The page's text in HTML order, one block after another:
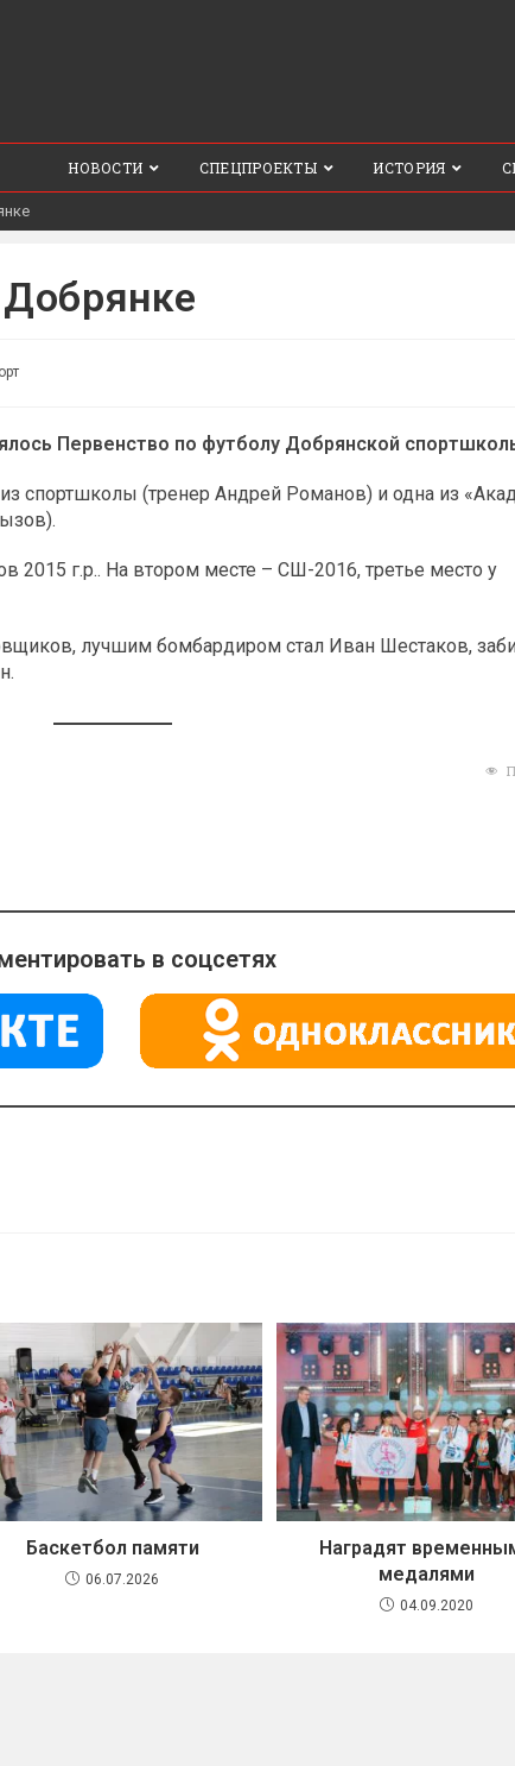
НОВОСТИ СПЕЦПРОЕКТЫ ИСТОРИЯ
Первенство по футболу Добрянской
спортшколы (тренер Андрей Романов) и одна из
2015 г.р.. На втором месте – СШ-2016, третье место у
лучшим бомбардиром стал Иван Шестаков,
в соцсетях
Баскетбол памяти
06.07.2026
Наградят
медалями
04.09.2020